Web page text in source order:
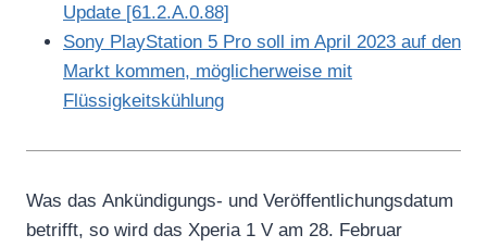
Update [61.2.A.0.88]
Sony PlayStation 5 Pro soll im April 2023 auf den
Markt kommen, möglicherweise mit
Flüssigkeitskühlung
Was das Ankündigungs- und Veröffentlichungsdatum
betrifft, so wird das Xperia 1 V am 28. Februar